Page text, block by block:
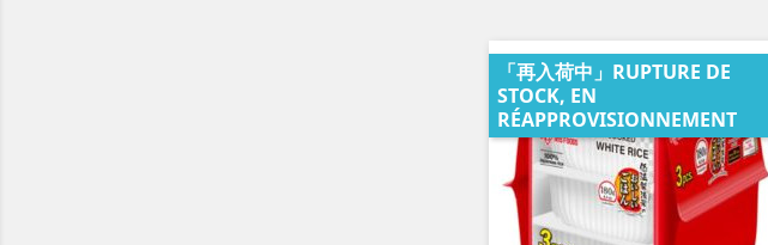
「再入荷中」RUPTURE DE
STOCK, EN
RÉAPPROVISIONNEMENT